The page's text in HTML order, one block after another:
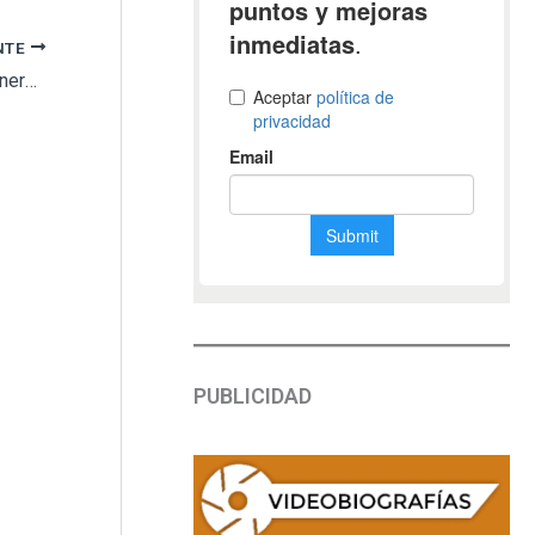
Funermostra sorprende con innovaciones funerarias y debate sobre inmortalidad digital
PUBLICIDAD